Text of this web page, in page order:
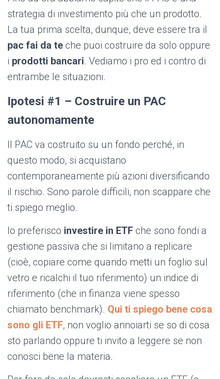
strategia di investimento più che un prodotto.
La tua prima scelta, dunque, deve essere tra il
pac fai da te che puoi costruire da solo oppure
i prodotti bancari. Vediamo i pro ed i contro di
entrambe le situazioni.
Ipotesi #1 – Costruire un PAC
autonomamente
Il PAC va costruito su un fondo perché, in
questo modo, si acquistano
contemporaneamente più azioni diversificando
il rischio. Sono parole difficili, non scappare che
ti spiego meglio.
Io preferisco investire in ETF che sono fondi a
gestione passiva che si limitano a replicare
(cioè, copiare come quando metti un foglio sul
vetro e ricalchi il tuo riferimento) un indice di
riferimento (che in finanza viene spesso
chiamato benchmark). Qui ti spiego bene cosa
sono gli ETF, non voglio annoiarti se so di cosa
sto parlando oppure ti invito a leggere se non
conosci bene la materia.